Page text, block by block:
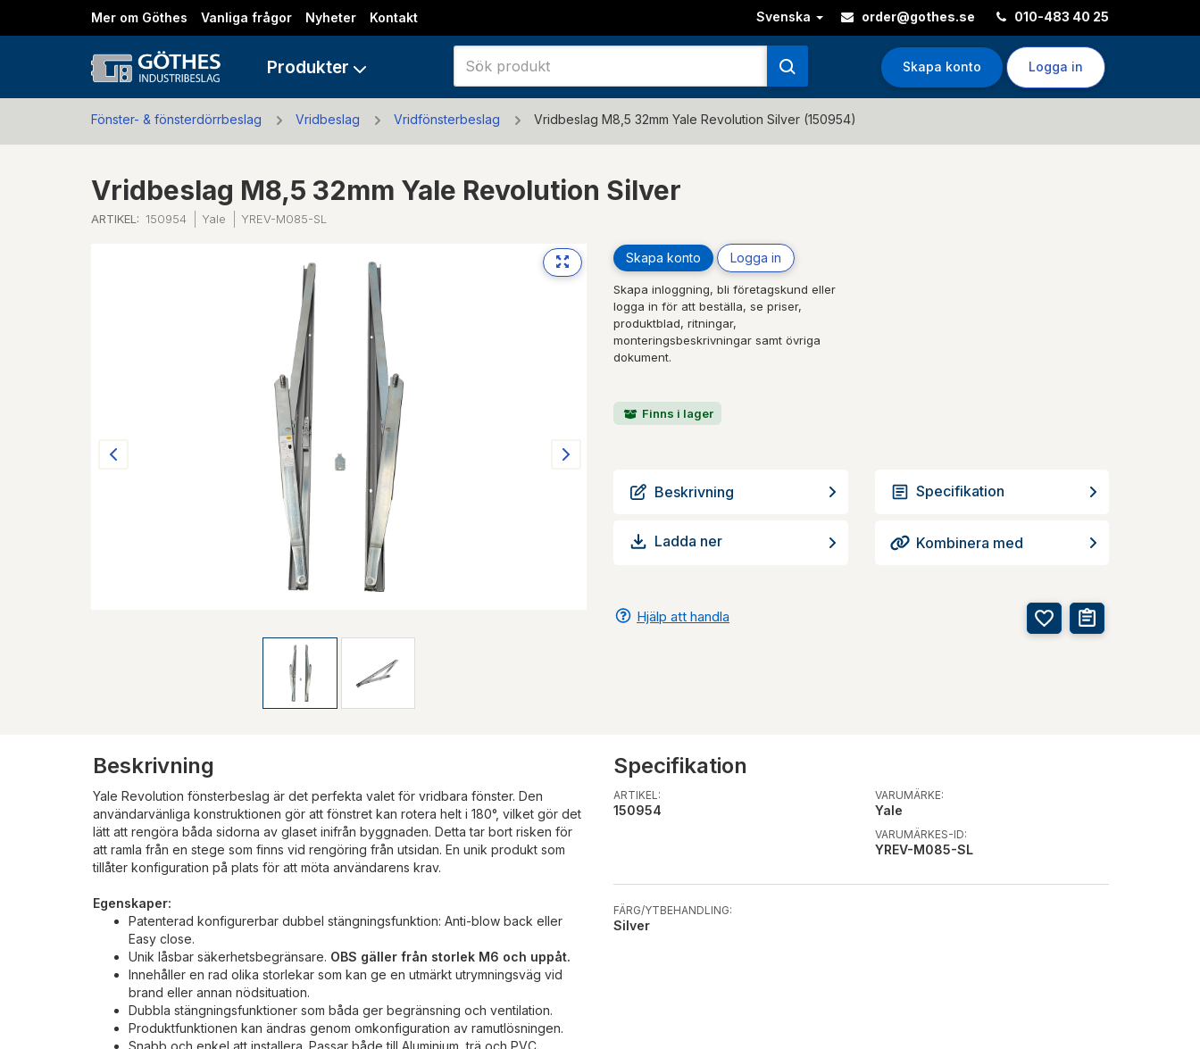
Mer om Göthes Vanliga frågor Nyheter Kontakt Svenska order@gothes.se 010-483 40 25
Skapa konto Logga in
Produkter
Fönster- & fönsterdörrbeslag Vridbeslag Vridfönsterbeslag Vridbeslag M8,5 32mm Yale Revolution Silver (150954)
Vridbeslag M8,5 32mm Yale Revolution Silver
ARTIKEL: 150954 Yale YREV-M085-SL
Next
Skapa konto Logga in
Skapa inloggning, bli företagskund eller
logga in för att beställa, se priser,
produktblad, ritningar,
monteringsbeskrivningar samt övriga
dokument.
Finns i lager
Beskrivning Specifikation
Ladda ner Kombinera med
Hjälp att handla
Beskrivning
Yale Revolution fönsterbeslag är det perfekta valet för vridbara fönster. Den
användarvänliga konstruktionen gör att fönstret kan rotera helt i 180°, vilket gör det
lätt att rengöra båda sidorna av glaset inifrån byggnaden. Detta tar bort risken för
att ramla från en stege som finns vid rengöring från utsidan. En unik produkt som
tillåter konfiguration på plats för att möta användarens krav.
Egenskaper:
Patenterad konfigurerbar dubbel stängningsfunktion: Anti-blow back eller
Easy close.
Unik låsbar säkerhetsbegränsare. OBS gäller från storlek M6 och uppåt.
Innehåller en rad olika storlekar som kan ge en utmärkt utrymningsväg vid
brand eller annan nödsituation.
Dubbla stängningsfunktioner som båda ger begränsning och ventilation.
Produktfunktionen kan ändras genom omkonfiguration av ramutlösningen.
Snabb och enkel att installera. Passar både till Aluminium, trä och PVC.
Specifikation
ARTIKEL:
150954
VARUMÄRKE:
Yale
VARUMÄRKES-ID:
YREV-M085-SL
FÄRG/YTBEHANDLING:
Silver